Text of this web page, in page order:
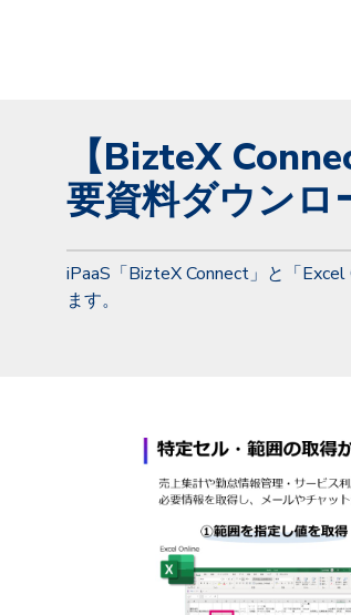
【BizteX
要資料ダウンロ
iPaaS「BizteX Connect」と「Excel
ます。